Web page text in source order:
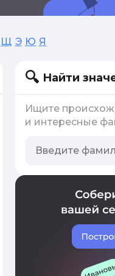
Щ Э Ю Я
Найти
Ищите
и интересные